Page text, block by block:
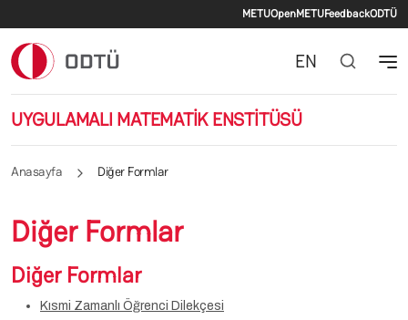
İkincil menü
METUOpenMETUFeedbackODTÜ
UYGULAMALI MATEMATİK ENSTİTÜSÜ
EN
Anasayfa Diğer Formlar
Diğer Formlar
Diğer Formlar
Kısmi Zamanlı Öğrenci Dilekçesi